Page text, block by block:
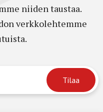
niiden taustaa.
verkkolehtemme